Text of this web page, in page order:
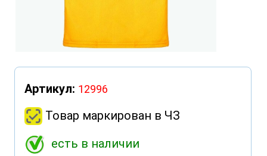
Артикул: 12996
Товар маркирован в ЧЗ
есть в наличии